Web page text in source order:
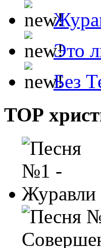
Это
Без
ТОР